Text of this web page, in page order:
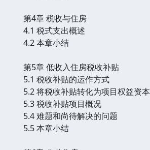
第4章 税收与住房
4.1 税式支出概述
4.2 本章小结
第5章 低收入住房税收补贴
5.1 税收补贴的运作方式
5.2 将税收补贴转化为项目权益资本
5.3 税收补贴项目概况
5.4 难题和尚待解决的问题
5.5 本章小结